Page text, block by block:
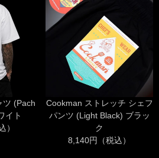
ツ (Pach
イト
）
Cookman ストレッチ シェフ
パンツ (Light Black) ブラッ
ク
8,140円（税込）